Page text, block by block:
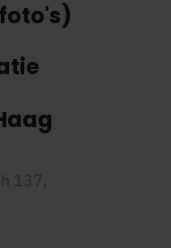
137,